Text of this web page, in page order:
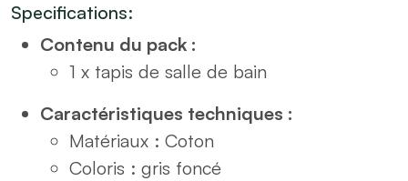
foncé
quantity
Specifications:
Contenu du pack :
1 x tapis de salle de bain
Caractéristiques techniques :
Matériaux : Coton
Coloris : gris foncé